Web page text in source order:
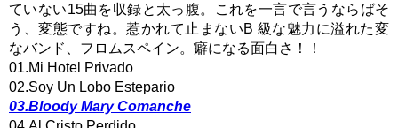
ていない15曲を収録と太っ腹。これを一言で言うならばそ
う、変態ですね。惹かれて止まないB 級な魅力に溢れた変
なバンド、フロムスペイン。癖になる面白さ！！
01.Mi Hotel Privado
02.Soy Un Lobo Estepario
03.Bloody Mary Comanche